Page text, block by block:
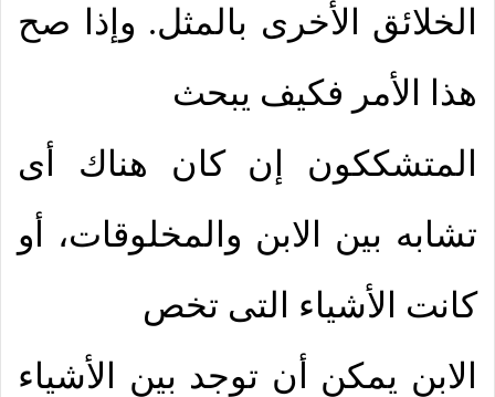
الخلائق الأخرى بالمثل. وإذا صح
هذا الأمر فكيف يبحث
المتشككون إن كان هناك أى
تشابه بين الابن والمخلوقات، أو
كانت الأشياء التى تخص
الابن يمكن أن توجد بين الأشياء